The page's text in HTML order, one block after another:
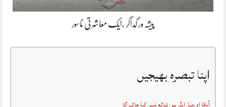
پیشہ ور گداگر ،ایک معاشرتی ناسور
اپنا تبصرہ بھیجیں
آپکا ای میل ایڈریس شائع نہیں کیا جائے گا